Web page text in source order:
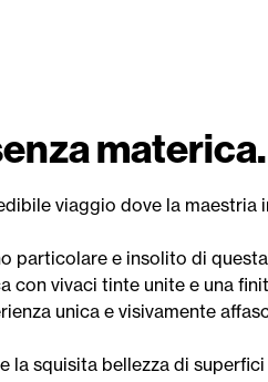
materica.
viaggio dove la maestria
particolare e insolito di
con vivaci tinte unite e una
unica e visivamente
la squisita bellezza di